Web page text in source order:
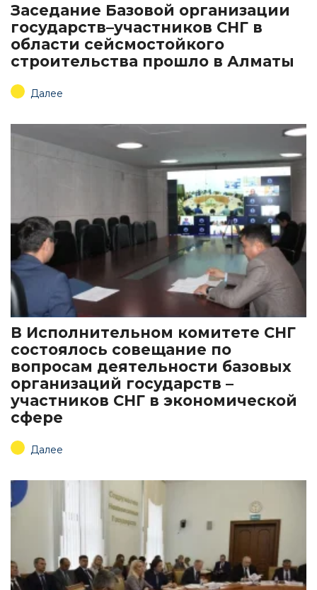
Заседание Базовой организации
государств–участников СНГ в
области сейсмостойкого
строительства прошло в Алматы
Далее
В Исполнительном комитете СНГ
состоялось совещание по
вопросам деятельности базовых
организаций государств –
участников СНГ в экономической
сфере
Далее